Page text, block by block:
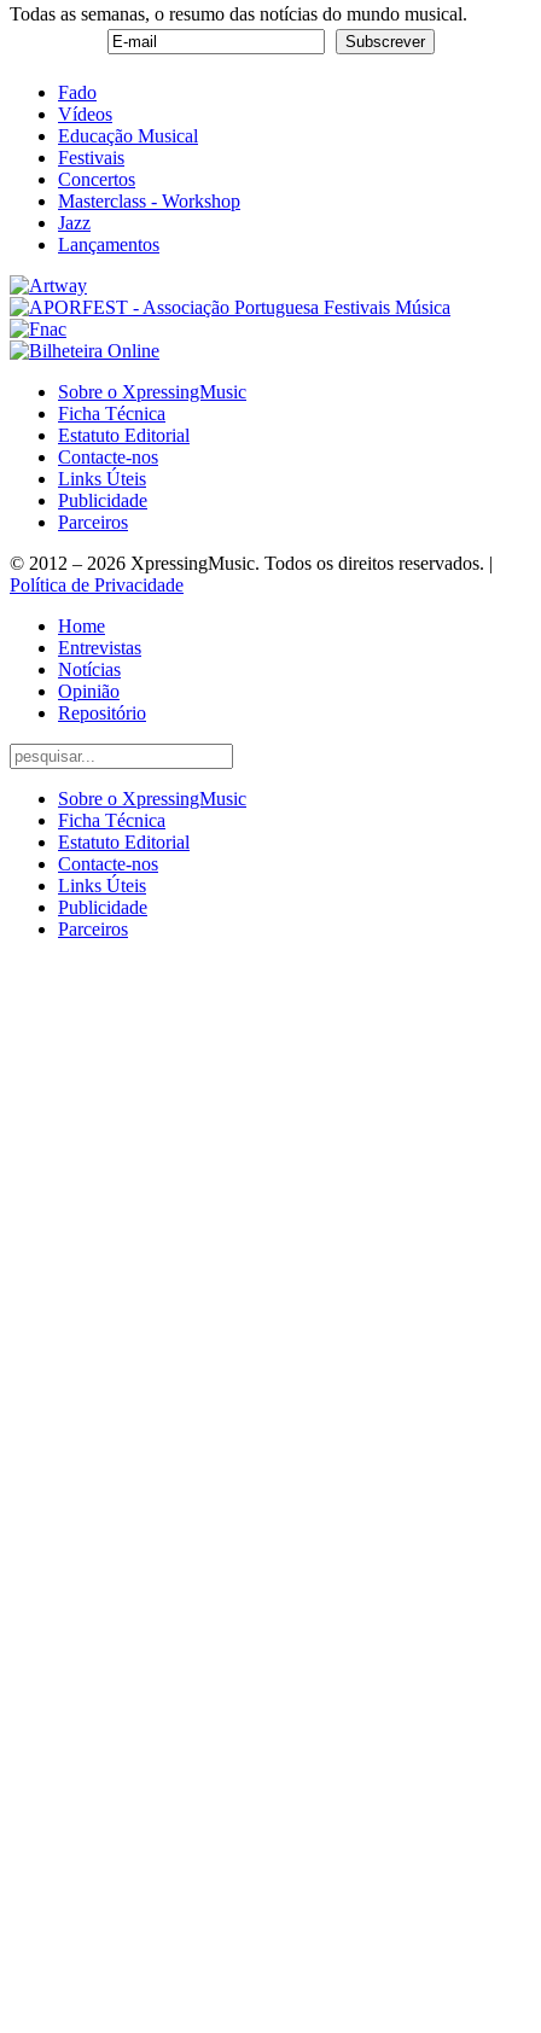
Todas as semanas, o resumo das notícias do mundo musical.
Fado
Vídeos
Educação Musical
Festivais
Concertos
Masterclass - Workshop
Jazz
Lançamentos
Sobre o XpressingMusic
Ficha Técnica
Estatuto Editorial
Contacte-nos
Links Úteis
Publicidade
Parceiros
© 2012 – 2026 XpressingMusic. Todos os direitos reservados. |
Política de Privacidade
Home
Entrevistas
Notícias
Opinião
Repositório
Sobre o XpressingMusic
Ficha Técnica
Estatuto Editorial
Contacte-nos
Links Úteis
Publicidade
Parceiros